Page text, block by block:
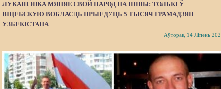
ЛУКАШЭНКА МЯНЯЕ СВОЙ НАРОД НА ІНШЫ: ТОЛЬКІ Ў
ВІЦЕБСКУЮ ВОБЛАСЦЬ ПРЫЕДУЦЬ 5 ТЫСЯЧ ГРАМАДЗЯН
УЗБЕКІСТАНА
Аўторак, 14 Ліпень